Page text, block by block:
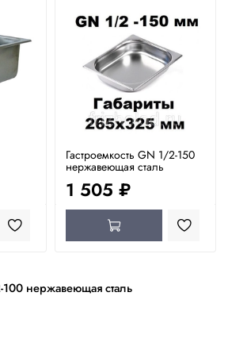
Гастроемкость GN 1/2-150
нержавеющая сталь
1 505 ₽
100 нержавеющая сталь